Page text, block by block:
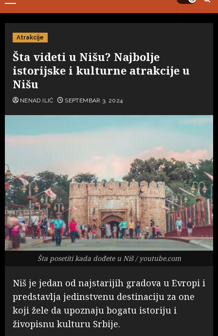
Menu
Atrakcije
Šta videti u Nišu? Najbolje
istorijske i kulturne atrakcije u
Nišu
NENAD ILIĆ SEPTEMBAR 3, 2024
Šta posetiti kada dođete u Niš / youtube.com
Niš je jedan od najstarijih gradova u Evropi i
predstavlja jedinstvenu destinaciju za one
koji žele da upoznaju bogatu istoriju i
živopisnu kulturu Srbije.